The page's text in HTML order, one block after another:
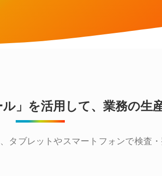
を活用して、業務の生産
タブレットやスマートフォンで検査